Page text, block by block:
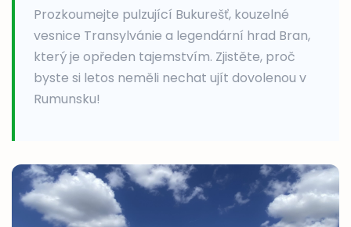
Prozkoumejte pulzující Bukurešť, kouzelné
vesnice Transylvánie a legendární hrad Bran,
který je opředen tajemstvím. Zjistěte, proč
byste si letos neměli nechat ujít dovolenou v
Rumunsku!